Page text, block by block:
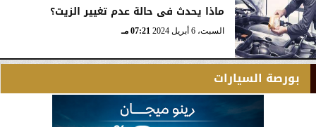
ماذا يحدث فى حالة عدم تغيير الزيت؟
السبت، 6 أبريل 2024 07:21 مـ
بورصة السيارات